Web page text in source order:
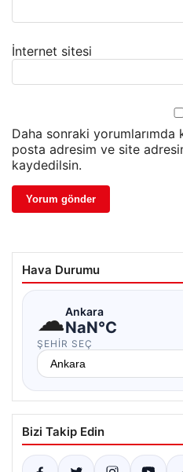
İnternet sitesi
Daha sonraki yorumlarımda
posta adresim ve site
kaydedilsin.
Hava Durumu
☁Ankara
NaN°C
ŞEHIR SEÇ
Bizi Takip Edin